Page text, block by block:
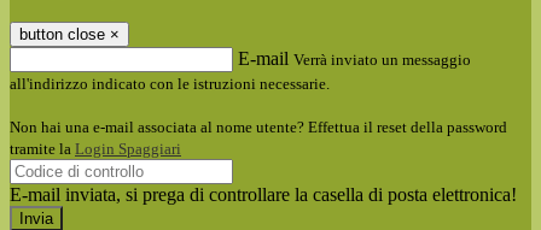
button close ×
E-mail Verrà inviato un messaggio
all'indirizzo indicato con le istruzioni necessarie.
Non hai una e-mail associata al nome utente? Effettua il reset della password
tramite la Login Spaggiari
E-mail inviata, si prega di controllare la casella di posta elettronica!